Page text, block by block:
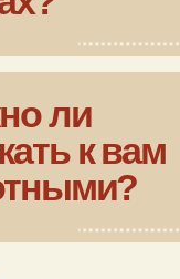
зал, идеально
для торжественного
на свежем воздухе
велосипедах,
игры.
будет ваш день
и насыщенным или
спокойным.